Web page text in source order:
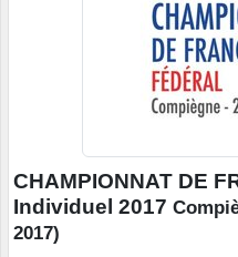
CHAMPIONNAT DE
Individuel 2017
2017)